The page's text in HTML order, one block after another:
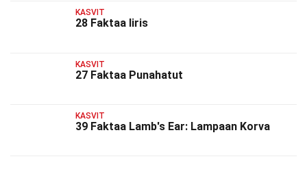
KASVIT
28 Faktaa Iiris
KASVIT
27 Faktaa Punahatut
KASVIT
39 Faktaa Lamb's Ear: Lampaan Korva